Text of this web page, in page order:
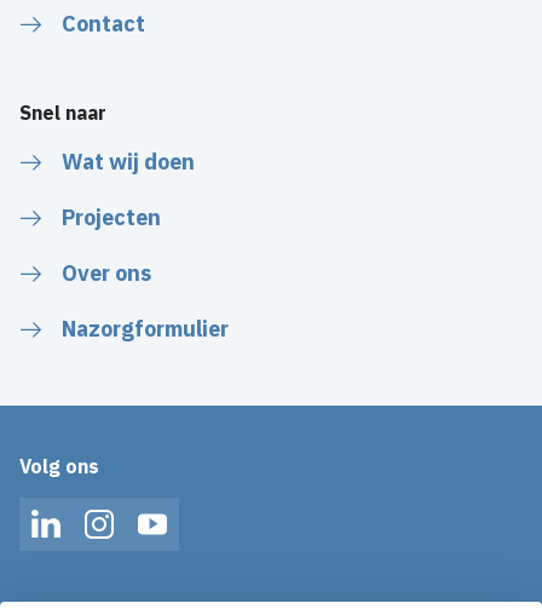
Contact
Snel naar
Wat wij doen
Projecten
Over ons
Nazorgformulier
Volg ons
LinkedInInstagramYouTube